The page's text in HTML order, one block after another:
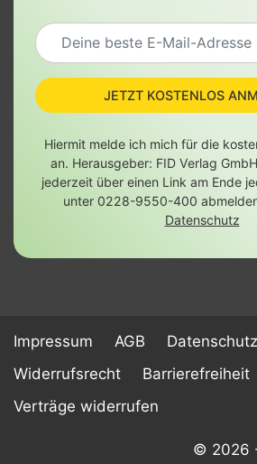
JETZT KOSTENLOS
Hiermit melde ich mich für die
an. Herausgeber: FID Verlag
jederzeit über einen Link am Ende
unter 0228-9550-400
Datenschutz
Impressum AGB
Datenschutz
Widerrufsrecht
Barrierefreiheit
Verträge widerrufen
© 2026